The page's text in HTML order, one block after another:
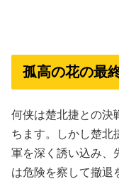
孤高の花の最
何侠は楚北捷との決
ちます。しかし楚北
軍を深く誘い込み、
は危険を察して撤退